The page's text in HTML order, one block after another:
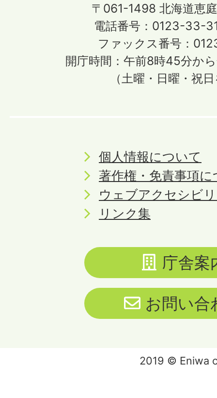
〒061-1498 北海道恵
電話番号：0123-33-
ファックス番号：
開庁時間：午前8時45分か
（土曜・日曜・祝
個人情報について
著作権・免責事項
ウェブアクセシビ
リンク集
庁舎案
お問い合
2019 © Eniwa